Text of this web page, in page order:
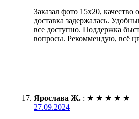
Заказал фото 15х20, качество
доставка задержалась.
все доступно. Поддержка
вопросы. Рекоммендую, всё
Ярослава Ж. : ★ ★ ★ ★ ★
27.09.2024